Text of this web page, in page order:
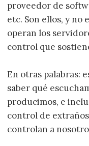
proveedor de
etc. Son ellos, y no
operan los
control que
En otras palabras:
saber qué
producimos, e
control de
controlan a